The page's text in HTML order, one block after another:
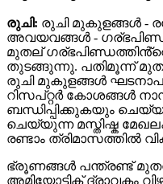
രുചി: രുചി മുകുളങ്ങൾ -
അവയവങ്ങൾ -
മുതല്
തുടങ്ങുന്നു. പതിമൂന്ന്
രുചി മുകുളങ്ങൾ
റിസപ്റ്റർ കോശങ്ങൾ
ബന്ധിപ്പിക്കുകയും
ചെയ്യുന്ന മസ്തിഷ്ക
രണ്ടാം ത്രിമാസത്തിൽ
ഭ്രൂണങ്ങൾ പന്ത്രണ്ട്
അമ്നിയോട്ടിക് ദ്രാവകം